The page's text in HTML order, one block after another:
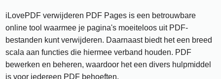
iLovePDF verwijderen PDF Pages is een betrouwbare
online tool waarmee je pagina's moeiteloos uit PDF-
bestanden kunt verwijderen. Daarnaast biedt het een breed
scala aan functies die hiermee verband houden. PDF
bewerken en beheren, waardoor het een divers hulpmiddel
is voor iedereen PDF behoeften.